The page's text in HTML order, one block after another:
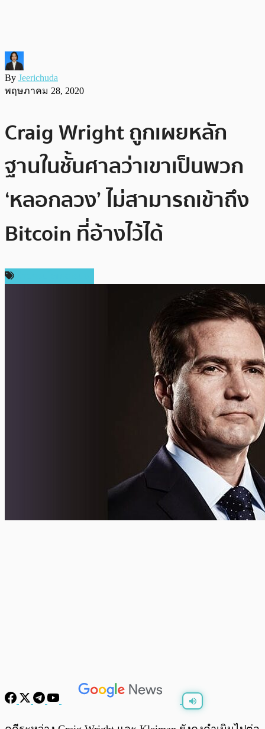
By Jeerichuda
พฤษภาคม 28, 2020
Craig Wright ถูกเผยหลัก
ฐานในชั้นศาลว่าเขาเป็นพวก
‘หลอกลวง’ ไม่สามารถเข้าถึง
Bitcoin ที่อ้างไว้ได้
พร้อมเล่น 0:00 /0:00